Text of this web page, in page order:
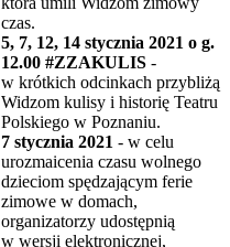
czas.
5, 7, 12, 14 stycznia 2021 o g.
12.00 #ZZAKULIS -
w krótkich odcinkach przybliżą
Widzom kulisy i historię Teatru
Polskiego w Poznaniu.
7 stycznia 2021 - w celu
urozmaicenia czasu wolnego
dzieciom spędzającym ferie
zimowe w domach,
organizatorzy udostępnią
w wersji elektronicznej,